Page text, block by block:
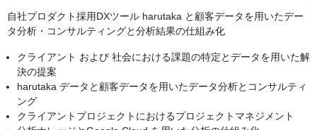
自社プロダクト採用DXツール harutaka と顧客データを用いたデー
タ分析・コンサルティングと分析結果の仕組み化
クライアント および 社会における課題の特定とデータを用いた解
決の提案
harutaka データと顧客データを用いたデータ分析とコンサルティ
ング
クライアントプロジェクトにおけるプロジェクトマネジメント